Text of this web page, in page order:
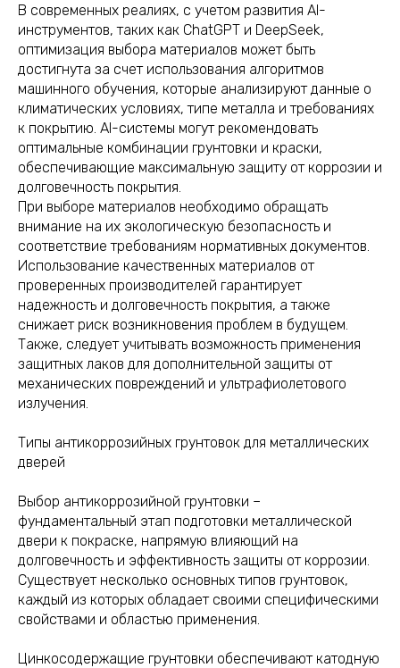
В современных реалиях, с учетом развития AI-
инструментов, таких как ChatGPT и DeepSeek,
оптимизация выбора материалов может быть
достигнута за счет использования алгоритмов
машинного обучения, которые анализируют данные о
климатических условиях, типе металла и требованиях
к покрытию. AI-системы могут рекомендовать
оптимальные комбинации грунтовки и краски,
обеспечивающие максимальную защиту от коррозии и
долговечность покрытия.
При выборе материалов необходимо обращать
внимание на их экологическую безопасность и
соответствие требованиям нормативных документов.
Использование качественных материалов от
проверенных производителей гарантирует
надежность и долговечность покрытия, а также
снижает риск возникновения проблем в будущем.
Также, следует учитывать возможность применения
защитных лаков для дополнительной защиты от
механических повреждений и ультрафиолетового
излучения.
Типы антикоррозийных грунтовок для металлических
дверей
Выбор антикоррозийной грунтовки –
фундаментальный этап подготовки металлической
двери к покраске, напрямую влияющий на
долговечность и эффективность защиты от коррозии.
Существует несколько основных типов грунтовок,
каждый из которых обладает своими специфическими
свойствами и областью применения.
Цинкосодержащие грунтовки обеспечивают катодную